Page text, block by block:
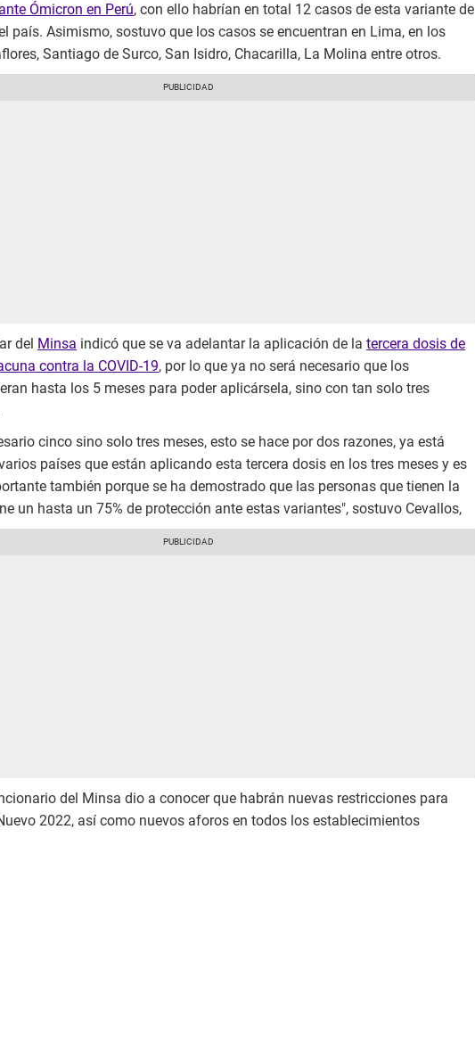
Ómicron en Perú, con ello habrían en total 12 casos de esta variante de
país. Asimismo, sostuvo que los casos se encuentran en Lima, en los
Santiago de Surco, San Isidro, Chacarilla, La Molina entre otros.
del Minsa indicó que se va adelantar la aplicación de la tercera dosis de
contra la COVID-19, por lo que ya no será necesario que los
hasta los 5 meses para poder aplicársela, sino con tan solo tres
cinco sino solo tres meses, esto se hace por dos razones, ya está
países que están aplicando esta tercera dosis en los tres meses y es
también porque se ha demostrado que las personas que tienen la
un hasta un 75% de protección ante estas variantes", sostuvo Cevallos,
del Minsa dio a conocer que habrán nuevas restricciones para
2022, así como nuevos aforos en todos los establecimientos